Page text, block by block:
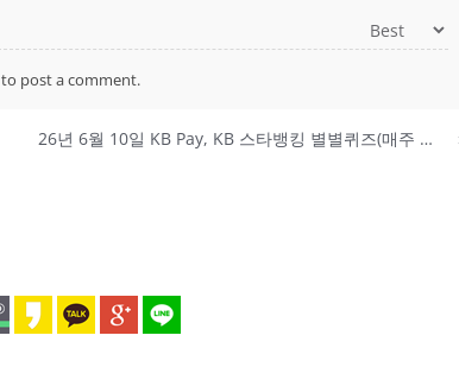
to post a comment.
26년 6월 10일 KB Pay, KB 스타뱅킹 별별퀴즈(매주 수요일), KB 신한 SOL뱅크, 신한 SOL페이 정답